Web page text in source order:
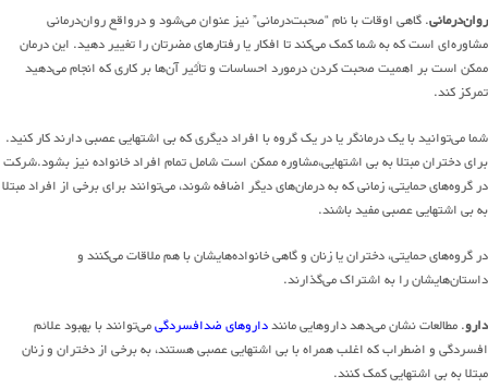
روان‌درمانی. گاهی اوقات با نام “صحبت‌درمانی” نیز عنوان می‌شود و درواقع روان‌درمانی
مشاوره‌ای است که به شما کمک می‌کند تا افکار یا رفتارهای مضرتان را تغییر دهید. این درمان
ممکن است بر اهمیت صحبت کردن درمورد احساسات و تأثیر آن‌ها بر کاری که انجام می‌دهید
تمرکز کند.
شما می‌توانید با یک درمانگر یا در یک گروه با افراد دیگری که بی اشتهایی عصبی دارند کار کنید.
برای دختران مبتلا به بی اشتهایی،مشاوره ممکن است شامل تمام افراد خانواده نیز بشود.شرکت
در گروه‌های حمایتی، زمانی که به درمان‌های دیگر اضافه شوند، می‌توانند برای برخی از افراد مبتلا
به بی اشتهایی عصبی مفید باشند.
در گروه‌های حمایتی، دختران یا زنان و گاهی خانواده‌هایشان با هم ملاقات می‌کنند و
داستان‌هایشان را به اشتراک می‌گذارند.
دارو. مطالعات نشان می‌دهد داروهایی مانندداروهای ضد‌افسردگیمی‌توانند با بهبود علائم
افسردگی و اضطراب که اغلب همراه با بی اشتهایی عصبی هستند، به برخی از دختران و زنان
مبتلا به بی اشتهایی کمک کنند.